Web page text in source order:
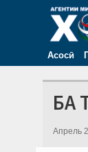
Асосӣ
БА
Апрель